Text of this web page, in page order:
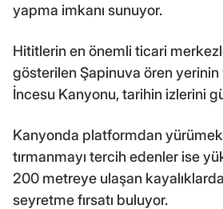
yapma imkanı sunuyor.
Hititlerin en önemli ticari
gösterilen Şapinuva ören yerinin
İncesu Kanyonu, tarihin izlerini
Kanyonda platformdan
tırmanmayı tercih edenler ise
200 metreye ulaşan
seyretme fırsatı buluyor.